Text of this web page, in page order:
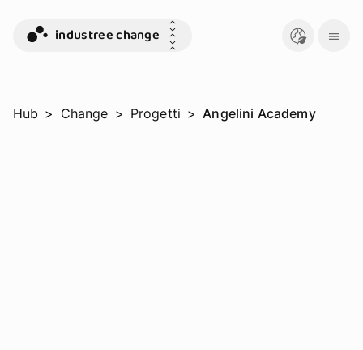
industree change
Hub > Change > Progetti > Angelini Academy